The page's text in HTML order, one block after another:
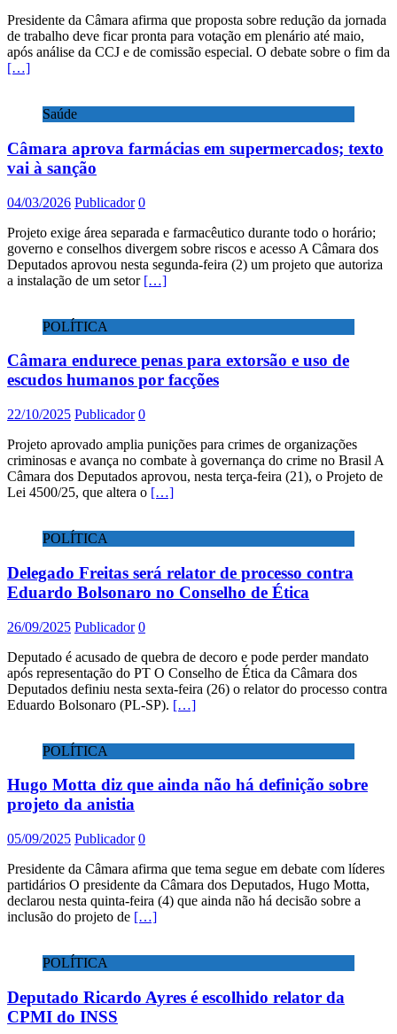
Presidente da Câmara afirma que proposta sobre redução da jornada
de trabalho deve ficar pronta para votação em plenário até maio,
após análise da CCJ e de comissão especial. O debate sobre o fim da
[…]
Saúde
Câmara aprova farmácias em supermercados; texto
vai à sanção
04/03/2026 Publicador 0
Projeto exige área separada e farmacêutico durante todo o horário;
governo e conselhos divergem sobre riscos e acesso A Câmara dos
Deputados aprovou nesta segunda-feira (2) um projeto que autoriza
a instalação de um setor […]
POLÍTICA
Câmara endurece penas para extorsão e uso de
escudos humanos por facções
22/10/2025 Publicador 0
Projeto aprovado amplia punições para crimes de organizações
criminosas e avança no combate à governança do crime no Brasil A
Câmara dos Deputados aprovou, nesta terça-feira (21), o Projeto de
Lei 4500/25, que altera o […]
POLÍTICA
Delegado Freitas será relator de processo contra
Eduardo Bolsonaro no Conselho de Ética
26/09/2025 Publicador 0
Deputado é acusado de quebra de decoro e pode perder mandato
após representação do PT O Conselho de Ética da Câmara dos
Deputados definiu nesta sexta-feira (26) o relator do processo contra
Eduardo Bolsonaro (PL-SP). […]
POLÍTICA
Hugo Motta diz que ainda não há definição sobre
projeto da anistia
05/09/2025 Publicador 0
Presidente da Câmara afirma que tema segue em debate com líderes
partidários O presidente da Câmara dos Deputados, Hugo Motta,
declarou nesta quinta-feira (4) que ainda não há decisão sobre a
inclusão do projeto de […]
POLÍTICA
Deputado Ricardo Ayres é escolhido relator da
CPMI do INSS